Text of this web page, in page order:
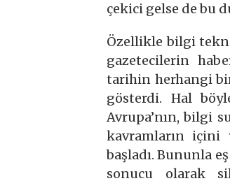
çekici gelse de bu
Özellikle bilgi
gazetecilerin
tarihin herhangi
gösterdi. Hal
Avrupa’nın, bilgi
kavramların içini
başladı. Bununla
sonucu olarak